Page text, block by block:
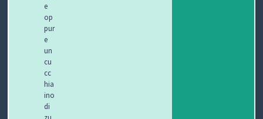
e
op
pur
e
un
cu
cc
hia
ino
di
zu